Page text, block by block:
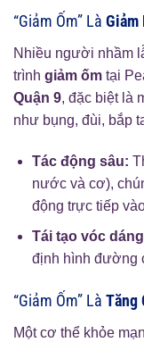
“Giảm Ốm” Là Giảm
Nhiều người nhầm
trình giảm ốm tại
Quận 9, đặc biệt là
như bụng, đùi, bắp
Tác động sâu:
nước và cơ),
động trực tiếp
Tái tạo vóc
định hình đường
“Giảm Ốm” Là Tăng
Một cơ thể khỏe